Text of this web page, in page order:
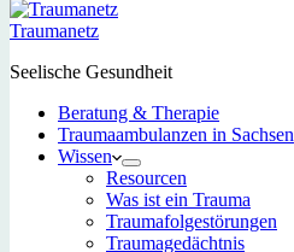
Traumanetz
Seelische Gesundheit
Beratung & Therapie
Traumaambulanzen in Sachsen
Wissen
Resourcen
Was ist ein Trauma
Traumafolgestörungen
Traumagedächtnis